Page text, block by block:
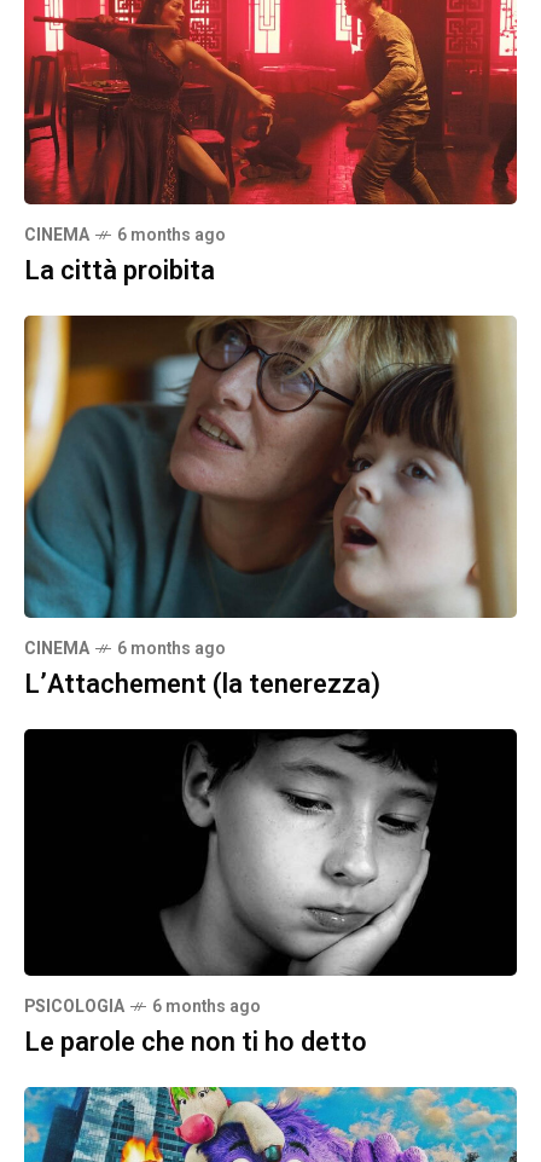
CINEMA 6 months ago
La città proibita
CINEMA 6 months ago
L’Attachement (la tenerezza)
PSICOLOGIA 6 months ago
Le parole che non ti ho detto